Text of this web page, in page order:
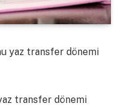
yaz transfer dönemi
transfer dönemi